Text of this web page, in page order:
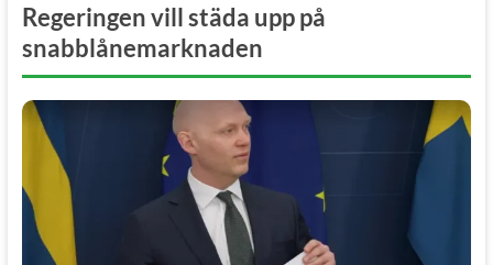
Regeringen vill städa upp på
snabblånemarknaden